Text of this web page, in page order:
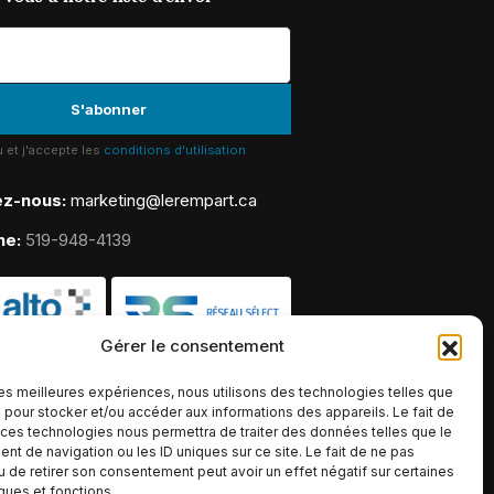
Gérer le consentement
meilleures expériences, nous utilisons des technologies telles que
stocker et/ou accéder aux informations des appareils. Le fait de
technologies nous permettra de traiter des données telles que le
de navigation ou les ID uniques sur ce site. Le fait de ne pas
de retirer son consentement peut avoir un effet négatif sur certaines
et j'accepte les conditions d'utilisation
nous: marketing@lerempart.ca
519-948-4139